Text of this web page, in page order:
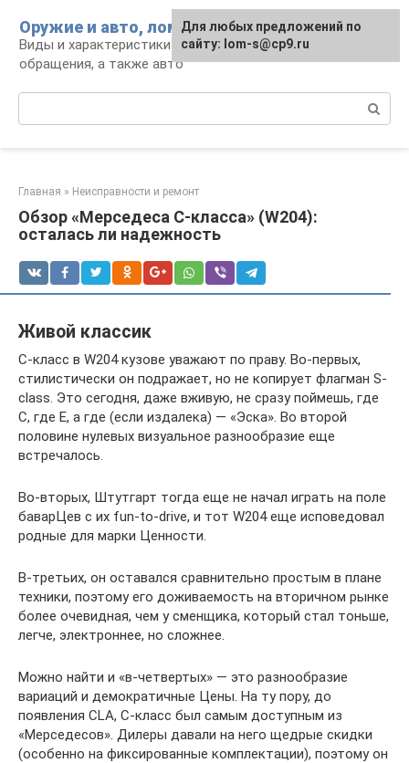
контенту
Оружие и авто, лом для мужика
Виды и характеристики оружия, правила
обращения, а также авто
Главная » Неисправности и ремонт
Обзор «Мерседеса С-класса» (W204):
осталась ли надежность
Живой классик
С-класс в W204 кузове уважают по праву. Во-первых,
стилистически он подражает, но не копирует флагман S-
class. Это сегодня, даже вживую, не сразу поймешь, где
С, где Е, а где (если издалека) — «Эска». Во второй
половине нулевых визуальное разнообразие еще
встречалось.
Во-вторых, Штутгарт тогда еще не начал играть на поле
баварЦев с их fun-to-drive, и тот W204 еще исповедовал
родные для марки Ценности.
В-третьих, он оставался сравнительно простым в плане
техники, поэтому его доживаемость на вторичном рынке
более очевидная, чем у сменщика, который стал тоньше,
легче, электроннее, но сложнее.
Можно найти и «в-четвертых» — это разнообразие
вариаций и демократичные Цены. На ту пору, до
появления CLA, С-класс был самым доступным из
«Мерседесов». Дилеры давали на него щедрые скидки
(особенно на фиксированные комплектации), поэтому он
Для любых предложений по
сайту: lom-s@cp9.ru